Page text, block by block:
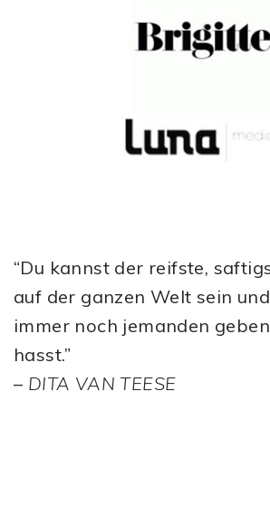
“Du kannst der reifste,
auf der ganzen Welt sein
immer noch jemanden
hasst.”
– DITA VAN TEESE